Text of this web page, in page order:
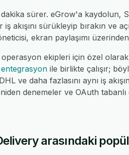
sürer. eGrow'a kaydolun,
iş akışını sürükleyip bırakın
ekran paylaşımı
ekipleri için özel
ile birlikte çalışır;
ve daha fazlasını aynı iş
denemeler ve OAuth
arasındaki